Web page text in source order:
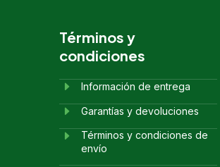
Términos y
condiciones
Información de entrega
Garantías y devoluciones
Términos y condiciones de
envío